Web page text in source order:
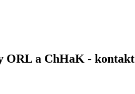
ORL a ChHaK - kontakt